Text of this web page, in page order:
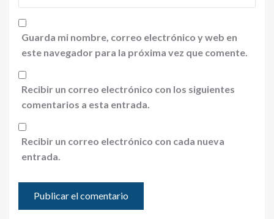
Guarda mi nombre, correo electrónico y web en
este navegador para la próxima vez que comente.
Recibir un correo electrónico con los siguientes
comentarios a esta entrada.
Recibir un correo electrónico con cada nueva
entrada.